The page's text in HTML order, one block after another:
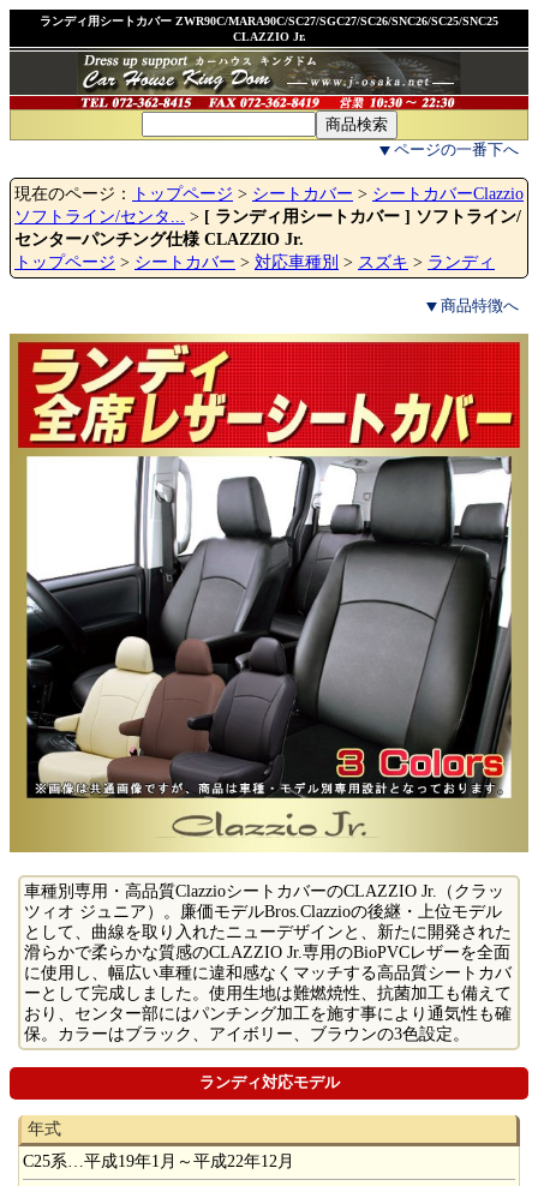
ランディ用シートカバー ZWR90C/MARA90C/SC27/SGC27/SC26/SNC26/SC25/SNC25
CLAZZIO Jr.
ページの一番下へ
現在のページ： トップページ > シートカバー > シートカバーClazzio
ソフトライン/センタ... > [ ランディ用シートカバー ] ソフトライン/
センターパンチング仕様 CLAZZIO Jr.
トップページ > シートカバー > 対応車種別 > スズキ > ランディ
商品特徴へ
車種別専用・高品質ClazzioシートカバーのCLAZZIO Jr.（クラッ
ツィオ ジュニア）。廉価モデルBros.Clazzioの後継・上位モデル
として、曲線を取り入れたニューデザインと、新たに開発された
滑らかで柔らかな質感のCLAZZIO Jr.専用のBioPVCレザーを全面
に使用し、幅広い車種に違和感なくマッチする高品質シートカバ
ーとして完成しました。使用生地は難燃焼性、抗菌加工も備えて
おり、センター部にはパンチング加工を施す事により通気性も確
保。カラーはブラック、アイボリー、ブラウンの3色設定。
ランディ対応モデル
年式
C25系…平成19年1月～平成22年12月